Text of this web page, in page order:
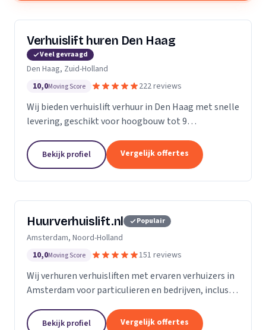
Verhuislift huren Den Haag
Veel gevraagd
Den Haag, Zuid-Holland
10,0Moving Score 222 reviews
Wij bieden verhuislift verhuur in Den Haag met snelle
levering, geschikt voor hoogbouw tot 9
Bekijk profiel Vergelijk offertes
Huurverhuislift.nl Populair
Amsterdam, Noord-Holland
10,0Moving Score 151 reviews
Wij verhuren verhuisliften met ervaren verhuizers in
Amsterdam voor particulieren en bedrijven, inclusief
Bekijk profiel Vergelijk offertes